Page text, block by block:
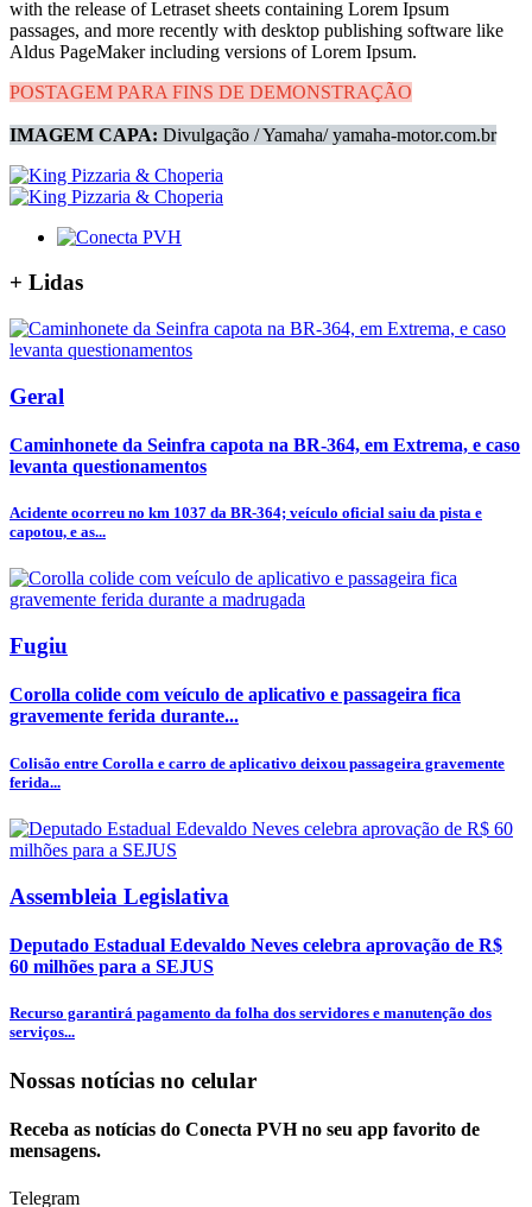
with the release of Letraset sheets containing Lorem Ipsum
passages, and more recently with desktop publishing software like
Aldus PageMaker including versions of Lorem Ipsum.
POSTAGEM PARA FINS DE DEMONSTRAÇÃO
IMAGEM CAPA: Divulgação / Yamaha/ yamaha-motor.com.br
+ Lidas
Geral
Caminhonete da Seinfra capota na BR-364, em Extrema, e caso
levanta questionamentos
Acidente ocorreu no km 1037 da BR-364; veículo oficial saiu da pista e
capotou, e as...
Fugiu
Corolla colide com veículo de aplicativo e passageira fica
gravemente ferida durante...
Colisão entre Corolla e carro de aplicativo deixou passageira gravemente
ferida...
Assembleia Legislativa
Deputado Estadual Edevaldo Neves celebra aprovação de R$
60 milhões para a SEJUS
Recurso garantirá pagamento da folha dos servidores e manutenção dos
serviços...
Nossas notícias no celular
Receba as notícias do Conecta PVH no seu app favorito de
mensagens.
Telegram